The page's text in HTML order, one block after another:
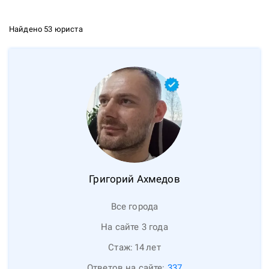
Найдено 53 юриста
Григорий Ахмедов
Все города
На сайте 3 года
Стаж: 14лет